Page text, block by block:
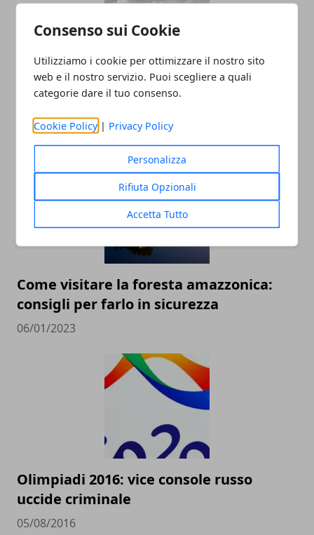
Consenso sui Cookie
Utilizziamo i cookie per ottimizzare il nostro sito
web e il nostro servizio. Puoi scegliere a quali
categorie dare il tuo consenso.
Cookie Policy | Privacy Policy
Personalizza
Rifiuta Opzionali
Accetta Tutto
05/10/2025
Come visitare la foresta amazzonica:
consigli per farlo in sicurezza
06/01/2023
Olimpiadi 2016: vice console russo
uccide criminale
05/08/2016